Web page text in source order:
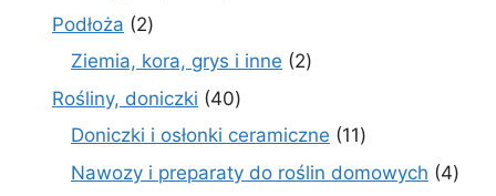
Podłoża 22
Ziemia, kora, grys i inne 22
Rośliny, doniczki 4040
produktów
Doniczki i osłonki ceramiczne 1111
produktów
Nawozy i preparaty do roślin domowych 44